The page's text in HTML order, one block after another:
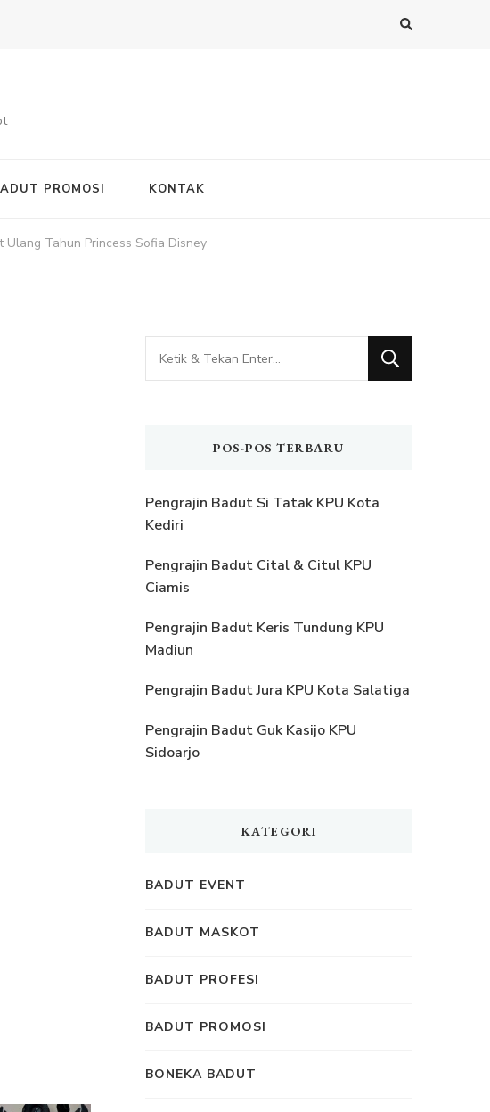
PROMOSI KONTAK
Ulang Tahun Princess Sofia Disney
Mencari
Sesuatu?
POS-POS TERBARU
Pengrajin Badut Si Tatak KPU Kota
Kediri
Pengrajin Badut Cital & Citul KPU
Ciamis
Pengrajin Badut Keris Tundung KPU
Madiun
Pengrajin Badut Jura KPU Kota Salatiga
Pengrajin Badut Guk Kasijo KPU
Sidoarjo
KATEGORI
BADUT EVENT
BADUT MASKOT
BADUT PROFESI
BADUT PROMOSI
BONEKA BADUT